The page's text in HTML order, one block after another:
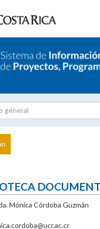
Investigador
Mónica Córdoba Guzmán